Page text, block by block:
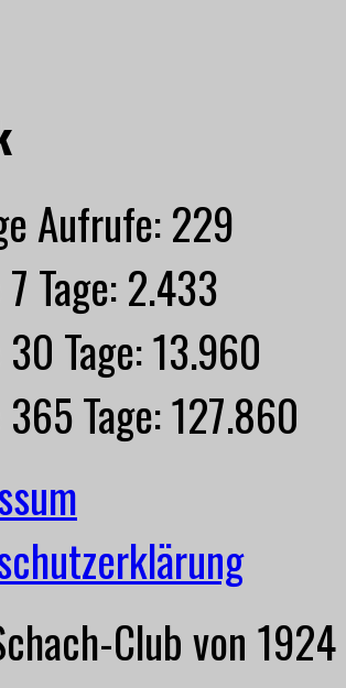
Aufrufe:229
Tage:2.433
Tage:13.960
Tage:127.860
Club von